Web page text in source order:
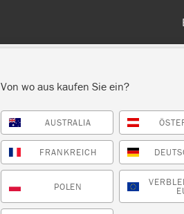
ALLE PRODUKTE ANZEIGEN
Von wo aus kaufen Sie ein?
AUSTRALIA
FRANKREICH
POLEN